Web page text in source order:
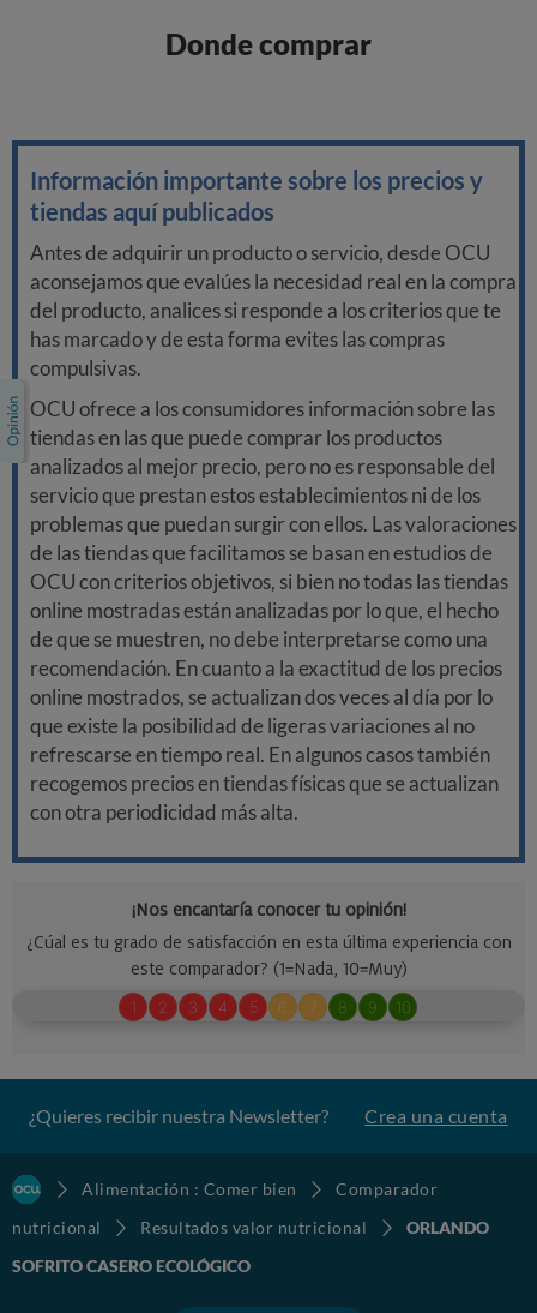
Donde comprar
Información importante sobre los precios y
tiendas aquí publicados
Antes de adquirir un producto o servicio, desde OCU
aconsejamos que evalúes la necesidad real en la compra
del producto, analices si responde a los criterios que te
has marcado y de esta forma evites las compras
compulsivas.
OCU ofrece a los consumidores información sobre las
tiendas en las que puede comprar los productos
analizados al mejor precio, pero no es responsable del
servicio que prestan estos establecimientos ni de los
problemas que puedan surgir con ellos. Las valoraciones
de las tiendas que facilitamos se basan en estudios de
OCU con criterios objetivos, si bien no todas las tiendas
online mostradas están analizadas por lo que, el hecho
de que se muestren, no debe interpretarse como una
recomendación. En cuanto a la exactitud de los precios
online mostrados, se actualizan dos veces al día por lo
que existe la posibilidad de ligeras variaciones al no
refrescarse en tiempo real. En algunos casos también
recogemos precios en tiendas físicas que se actualizan
con otra periodicidad más alta.
¿Quieres recibir nuestra Newsletter? Crea una cuenta
Alimentación : Comer bien
Comparador
nutricional
Resultados valor nutricional
ORLANDO
SOFRITO CASERO ECOLÓGICO